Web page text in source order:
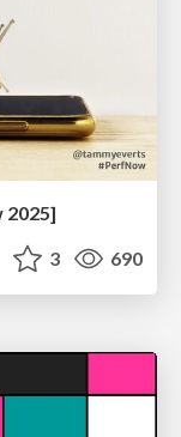
2025]
3 690